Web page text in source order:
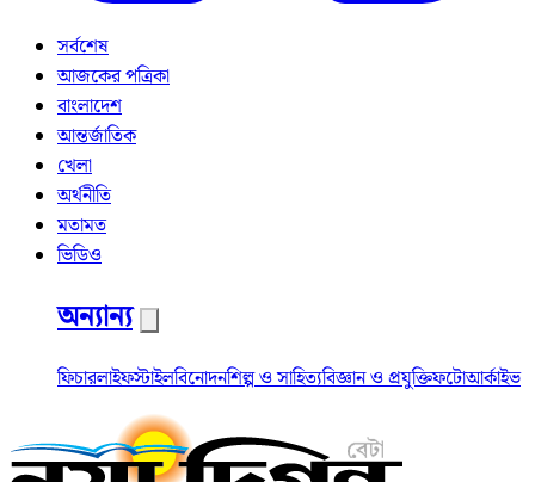
সর্বশেষ
আজকের পত্রিকা
বাংলাদেশ
আন্তর্জাতিক
খেলা
অর্থনীতি
মতামত
ভিডিও
অন্যান্য
ফিচারলাইফস্টাইলবিনোদনশিল্প ও সাহিত্যবিজ্ঞান ও প্রযুক্তিফটোআর্কাইভ